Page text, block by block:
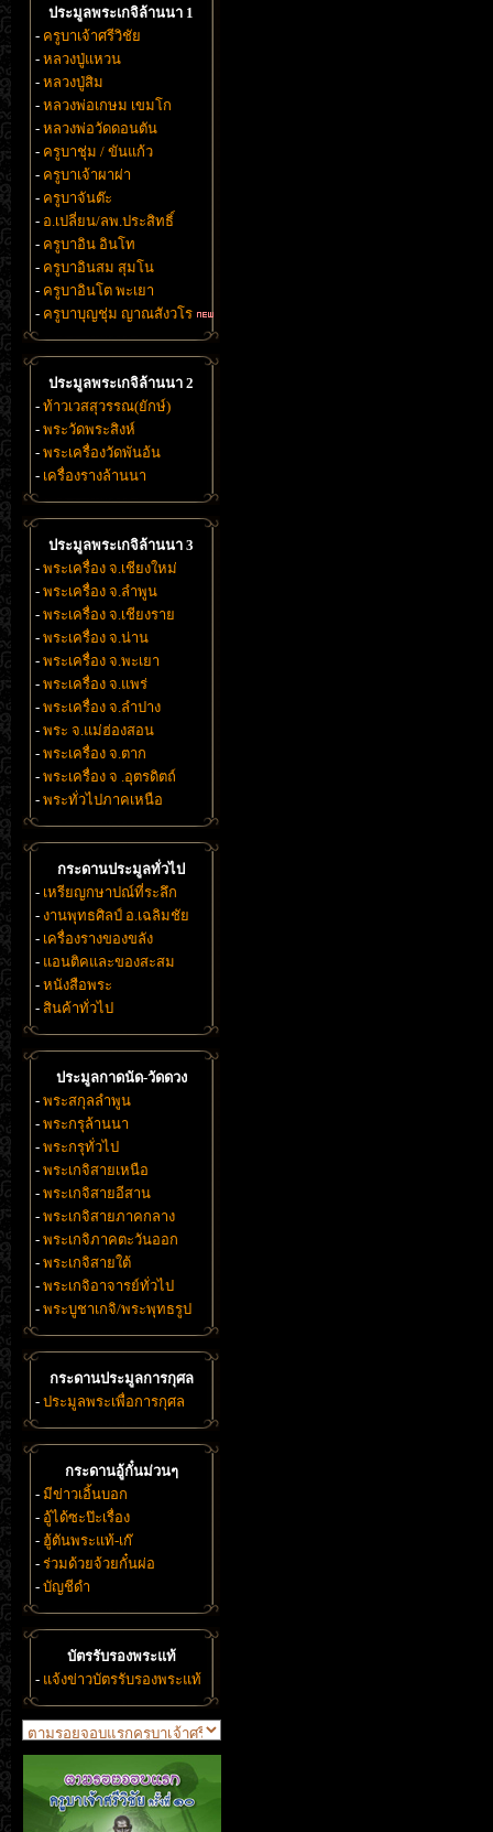
ประมูลพระเกจิล้านนา 1
- ครูบาเจ้าศรีวิชัย
- หลวงปู่แหวน
- หลวงปู่สิม
- หลวงพ่อเกษม เขมโก
- หลวงพ่อวัดดอนตัน
- ครูบาชุ่ม / ขันแก้ว
- ครูบาเจ้าผาผ่า
- ครูบาจันต๊ะ
- อ.เปลี่ยน/ลพ.ประสิทธิ์
- ครูบาอิน อินโท
- ครูบาอินสม สุมโน
- ครูบาอินโต พะเยา
- ครูบาบุญชุ่ม ญาณสังวโร
ประมูลพระเกจิล้านนา 2
- ท้าวเวสสุวรรณ(ยักษ์)
- พระวัดพระสิงห์
- พระเครื่องวัดพันอ้น
- เครื่องรางล้านนา
ประมูลพระเกจิล้านนา 3
- พระเครื่อง จ.เชียงใหม่
- พระเครื่อง จ.ลำพูน
- พระเครื่อง จ.เชียงราย
- พระเครื่อง จ.น่าน
- พระเครื่อง จ.พะเยา
- พระเครื่อง จ.แพร่
- พระเครื่อง จ.ลำปาง
- พระ จ.แม่ฮ่องสอน
- พระเครื่อง จ.ตาก
- พระเครื่อง จ .อุตรดิตถ์
- พระทั่วไปภาคเหนือ
กระดานประมูลทั่วไป
- เหรียญกษาปณ์ที่ระลึก
- งานพุทธศิลป์ อ.เฉลิมชัย
- เครื่องรางของขลัง
- แอนติคและของสะสม
- หนังสือพระ
- สินค้าทั่วไป
ประมูลกาดนัด-วัดดวง
- พระสกุลลำพูน
- พระกรุล้านนา
- พระกรุทั่วไป
- พระเกจิสายเหนือ
- พระเกจิสายอีสาน
- พระเกจิสายภาคกลาง
- พระเกจิภาคตะวันออก
- พระเกจิสายใต้
- พระเกจิอาจารย์ทั่วไป
- พระบูชาเกจิ/พระพุทธรูป
กระดานประมูลการกุศล
- ประมูลพระเพื่อการกุศล
กระดานอู้กั๋นม่วนๆ
- มีข่าวเอิ้นบอก
- อู้ได้ซะป๊ะเรื่อง
- ฮู้ตันพระแท้-เก๊
- ร่วมด้วยจ้วยกั๋นผ่อ
- บัญชีดำ
บัตรรับรองพระแท้
- แจ้งข่าวบัตรรับรองพระแท้